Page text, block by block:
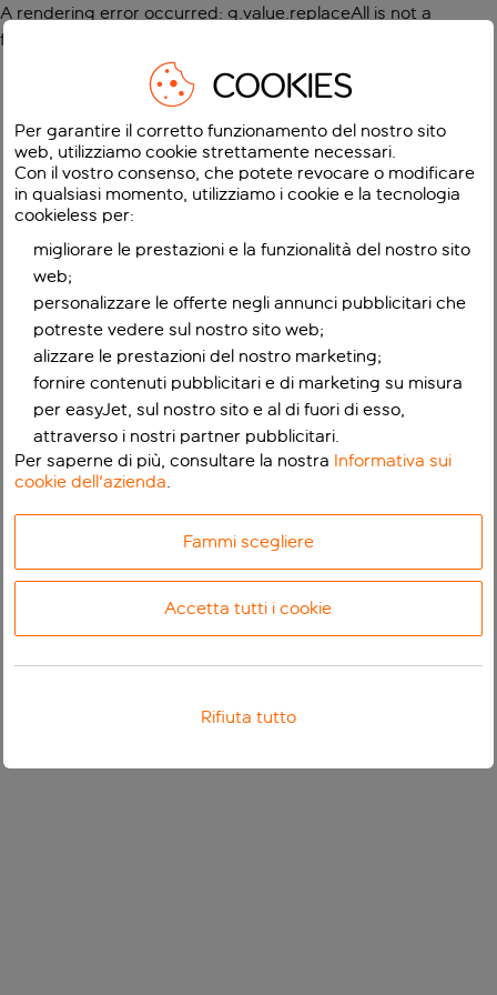
A rendering error occurred: g.value.replaceAll is not a
function
COOKIES
Per garantire il corretto funzionamento del nostro sito
web, utilizziamo cookie strettamente necessari.
Con il vostro consenso, che potete revocare o modificare
in qualsiasi momento, utilizziamo i cookie e la tecnologia
cookieless per:
migliorare le prestazioni e la funzionalità del nostro sito
web;
personalizzare le offerte negli annunci pubblicitari che
potreste vedere sul nostro sito web;
alizzare le prestazioni del nostro marketing;
fornire contenuti pubblicitari e di marketing su misura
per easyJet, sul nostro sito e al di fuori di esso,
attraverso i nostri partner pubblicitari.
Per saperne di più, consultare la nostra Informativa sui
cookie dell'azienda.
Fammi scegliere
Accetta tutti i cookie
Rifiuta tutto